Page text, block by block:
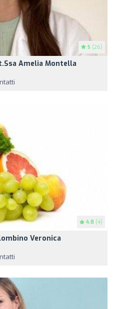
5 (26)
Amelia Montella
4.8 (4)
Veronica